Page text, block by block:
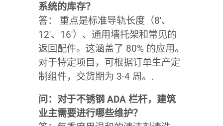
系统的库存？
答： 重点是标准导轨长度（8′、
12′、16′）、通用墙托架和常见的
返回配件。这涵盖了 80% 的应用。
对于特定项目，可根据订单生产定
制组件，交货期为 3-4 周。.
问：对于不锈钢 ADA 栏杆，建筑
业主需要进行哪些维护？